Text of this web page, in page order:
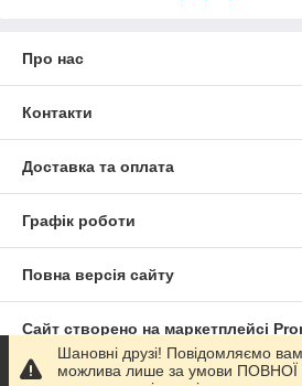
Про нас
Контакти
Доставка та оплата
Графік роботи
Повна версія сайту
Сайт створено на маркетплейсі
Шановні друзі! Повідомляємо
можлива лише за умови